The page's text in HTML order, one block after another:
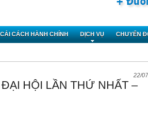
CẢI CÁCH HÀNH CHÍNH DỊCH VỤ CHUYỂN
22/
HỘI LẦN THỨ NHẤT –